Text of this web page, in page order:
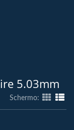
5.03mm
Schermo: